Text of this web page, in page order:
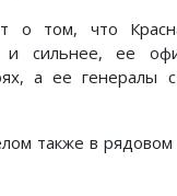
о том, что
и сильнее, ее
а ее генералы
также в рядовом